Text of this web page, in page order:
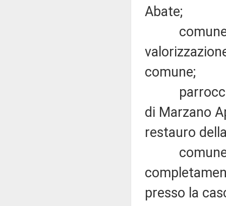
Abate;
comune di
comune;
parrocchia
di Marzano
restauro
comune di
presso la